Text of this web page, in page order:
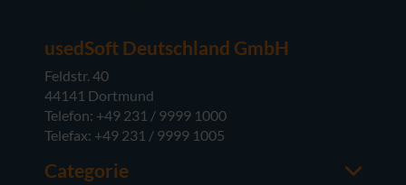
usedSoft Deutschland GmbH
Feldstr. 40
44141 Dortmund
Telefon: +49 231 / 9999 1000
Telefax: +49 231 / 9999 1005
Categorie